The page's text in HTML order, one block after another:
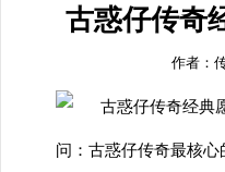
古惑仔传奇
作者：
问：古惑仔传奇最核